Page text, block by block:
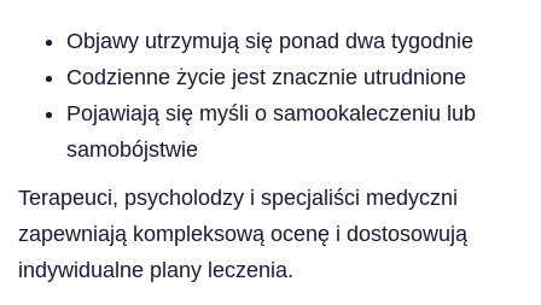
Objawy utrzymują się ponad dwa tygodnie
Codzienne życie jest znacznie utrudnione
Pojawiają się myśli o samookaleczeniu lub
samobójstwie
Terapeuci, psycholodzy i specjaliści medyczni
zapewniają kompleksową ocenę i dostosowują
indywidualne plany leczenia.